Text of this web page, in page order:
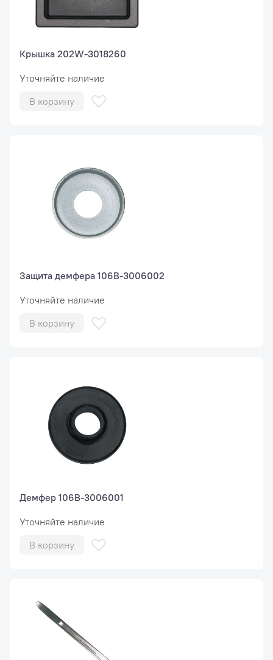
Крышка 202W-3018260
Уточняйте наличие
В корзину
Защита демфера 106B-3006002
Уточняйте наличие
В корзину
Демфер 106B-3006001
Уточняйте наличие
В корзину